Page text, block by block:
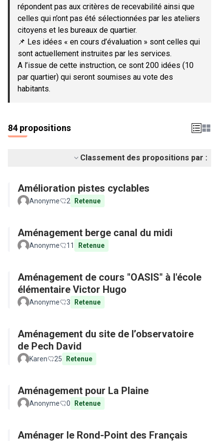
répondent pas aux critères de recevabilité ainsi que
celles qui n’ont pas été sélectionnées par les ateliers
citoyens et les bureaux de quartier.
📌 Les idées « en cours d’évaluation » sont celles qui
sont actuellement instruites par les services.
A l’issue de cette instruction, ce sont 200 idées (10
par quartier) qui seront soumises au vote des
habitants.
84 propositions
Classement des propositions par :
Amélioration pistes cyclables
Anonyme 2 Retenue
Aménagement berge canal du midi
Anonyme 11 Retenue
Aménagement de cours "OASIS" à l'école
élémentaire Victor Hugo
Anonyme 3 Retenue
Aménagement du site de l’observatoire
de Pech David
Karen 25 Retenue
Aménagement pour La Plaine
Anonyme 0 Retenue
Aménager le Rond-Point des Français